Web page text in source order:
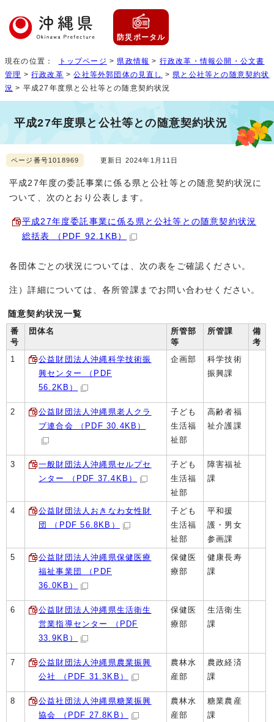
防災ポータル
現在の位置： トップページ > 県政情報 > 行政改革・情報公開・公文書
管理 >行政改革 >公社等外郭団体の見直し > 県と公社等との随意契約状
況 > 平成27年度県と公社等との随意契約状況
平成27年度県と公社等との随意契約状況
ページ番号1018969 更新日 2024年1月11日
平成27年度の委託事業に係る県と公社等との随意契約状況に
ついて、次のとおり公表します。
平成27年度委託事業に係る県と公社等との随意契約状況
総括表 （PDF 92.1KB）
各団体ごとの状況については、次の表をご確認ください。
注）詳細については、各所管課までお問い合わせください。
随意契約状況一覧
番
号
団体名
所管部
等
所管課
備
考
1
公益財団法人沖縄科学技術振
興センター （PDF
56.2KB）
企画部
科学技術
振興課
2
公益財団法人沖縄県老人クラ
ブ連合会 （PDF 30.4KB）
子ども
生活福
祉部
高齢者福
祉介護課
3
一般財団法人沖縄県セルプセ
ンター （PDF 37.4KB）
子ども
生活福
祉部
障害福祉
課
4
公益財団法人おきなわ女性財
団 （PDF 56.8KB）
子ども
生活福
祉部
平和援
護・男女
参画課
5
公益財団法人沖縄県保健医療
福祉事業団 （PDF
36.0KB）
保健医
療部
健康長寿
課
6
公益財団法人沖縄県生活衛生
営業指導センター （PDF
33.9KB）
保健医
療部
生活衛生
課
7
公益財団法人沖縄県農業振興
公社 （PDF 31.3KB）
農林水
産部
農政経済
課
8
公益社団法人沖縄県糖業振興
協会 （PDF 27.8KB）
農林水
産部
糖業農産
課